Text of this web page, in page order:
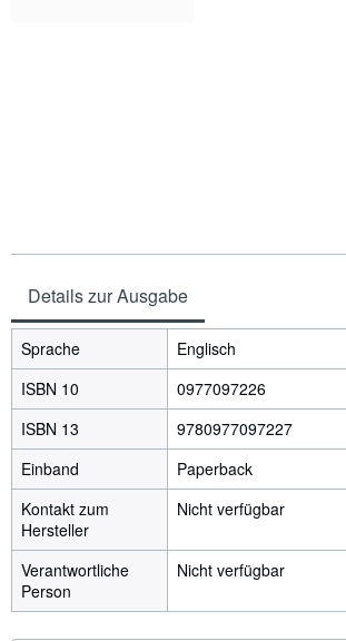
Details zur Ausgabe
Sprache
Englisch
ISBN 10
0977097226
ISBN 13
9780977097227
Einband
Paperback
Kontakt zum
Hersteller
Nicht verfügbar
Verantwortliche
Person
Nicht verfügbar